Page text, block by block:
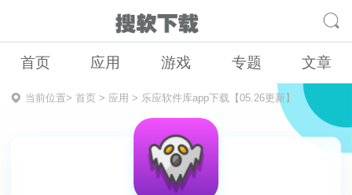
首页 应用 游戏 专题 文章
当前位置> 首页> 应用 > 乐应软件库app下载【05.26更新】